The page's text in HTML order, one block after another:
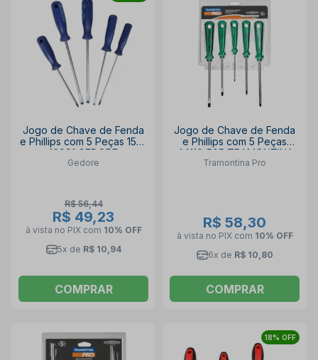
Jogo de Chave de Fenda
e Phillips com 5 Peças 150-
160S1 GEDORE
Gedore
R$ 56,44
R$ 49,23
à vista no PIX com 10% OFF
5x de R$ 10,94
COMPRAR
Jogo de Chave de Fenda
e Phillips com 5 Peças
44110/505 TRAMONTINA
PRO
Tramontina Pro
R$ 58,30
à vista no PIX com 10% OFF
6x de R$ 10,80
COMPRAR
18% OFF